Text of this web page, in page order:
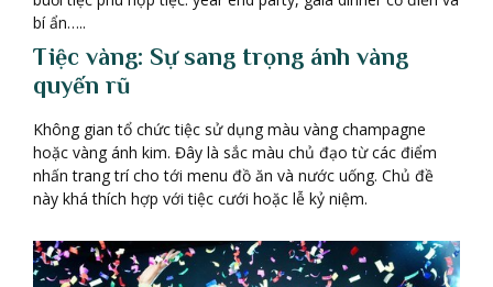
bí ẩn…..
Tiệc vàng: Sự sang trọng ánh vàng
quyến rũ
Không gian tổ chức tiệc sử dụng màu vàng champagne
hoặc vàng ánh kim. Đây là sắc màu chủ đạo từ các điểm
nhấn trang trí cho tới menu đồ ăn và nước uống. Chủ đề
này khá thích hợp với tiệc cưới hoặc lễ kỷ niệm.